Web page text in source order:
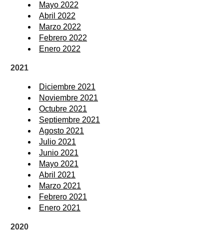
Mayo 2022
Abril 2022
Marzo 2022
Febrero 2022
Enero 2022
2021
Diciembre 2021
Noviembre 2021
Octubre 2021
Septiembre 2021
Agosto 2021
Julio 2021
Junio 2021
Mayo 2021
Abril 2021
Marzo 2021
Febrero 2021
Enero 2021
2020